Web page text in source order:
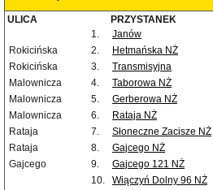
ULICA PRZYSTANEK
1.
Janów
Rokicińska
2. Hetmańska NŻ
Rokicińska
3. Transmisyjna
Malownicza
4. Taborowa NŻ
Malownicza
5. Gerberowa NŻ
Malownicza
6. Rataja NŻ
Rataja
7. Słoneczne Zacisze NŻ
Rataja
8. Gajcego NŻ
Gajcego
9. Gajcego 121 NŻ
10.
Wiączyń Dolny 96 NŻ